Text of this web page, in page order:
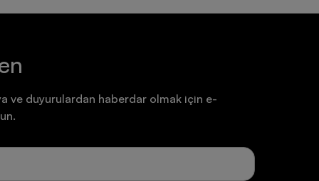
ve duyurulardan haberdar olmak için e-